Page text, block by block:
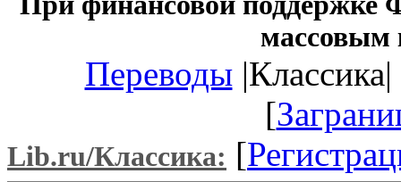
массовым
Переводы
[
Lib.ru/Классика: [